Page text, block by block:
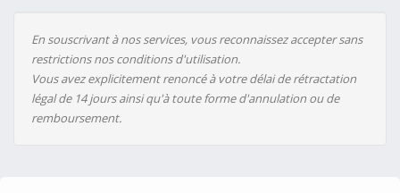
En souscrivant à nos services, vous reconnaissez accepter sans
restrictions nos conditions d'utilisation.
Vous avez explicitement renoncé à votre délai de rétractation
légal de 14 jours ainsi qu'à toute forme d'annulation ou de
remboursement.